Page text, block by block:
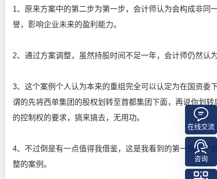
1、原来方案中的第二步为第一步，会计师认为会构成非同
誉，影响企业未来的盈利能力。
2、通过方案调整，虽然持股时间不足一年，会计师仍然
3、这个案例个人认为本来的重组完全可以认定为在国资委
谓的先将西单集团的股权划转至首都集团下面，再说你划
的控制权的要求，搞来搞去，无用功。
4、不过倒是有一点值得我借鉴，这是我看到的第一例由于
整的案例。
在线交流
咨询